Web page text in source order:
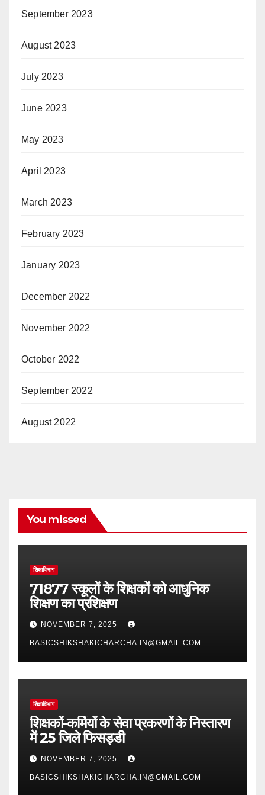
September 2023
August 2023
July 2023
June 2023
May 2023
April 2023
March 2023
February 2023
January 2023
December 2022
November 2022
October 2022
September 2022
August 2022
You missed
शिक्षाविभाग
71877 स्कूलों के शिक्षकों को आधुनिक
शिक्षण का प्रशिक्षण
NOVEMBER 7, 2025
BASICSHIKSHAKICHARCHA.IN@GMAIL.COM
शिक्षाविभाग
शिक्षकों-कर्मियों के सेवा प्रकरणों के निस्तारण
में 25 जिले फिसड्डी
NOVEMBER 7, 2025
BASICSHIKSHAKICHARCHA.IN@GMAIL.COM